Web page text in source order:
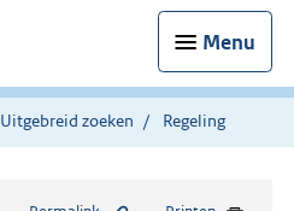
Menu
Uitgebreid zoeken Regeling